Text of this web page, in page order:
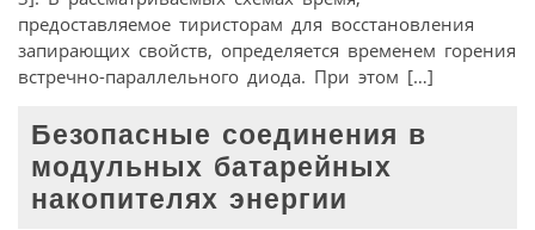
предоставляемое тиристорам для восстановления
запирающих свойств, определяется временем горения
встречно-параллельного диода. При этом […]
Безопасные соединения в
модульных батарейных
накопителях энергии